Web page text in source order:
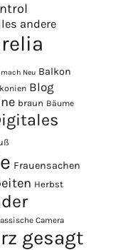
andere
Neu Balkon
Blog
braun Bäume
Frauensachen
Herbst
Camera
gesagt